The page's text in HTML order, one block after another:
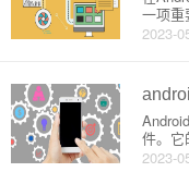
2023-
一项重
立多个
用程
程序使
2023-
件。它
户在手